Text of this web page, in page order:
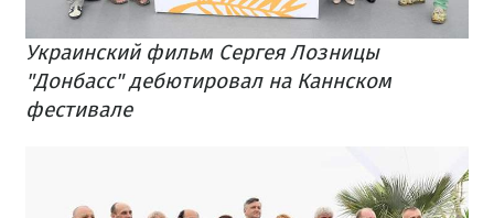
Украинский фильм Сергея Лозницы
"Донбасс" дебютировал на Каннском
фестивале